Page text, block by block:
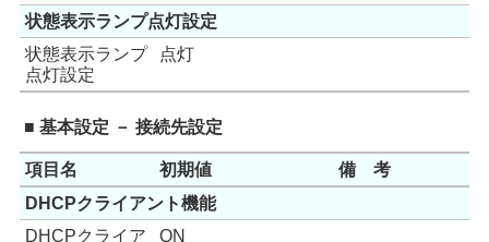
状態表示ランプ点灯設定
状態表示ランプ
点灯設定
点灯
■ 基本設定 － 接続先設定
項目名 初期値
備 考
DHCPクライアント機能
DHCPクライア
ON